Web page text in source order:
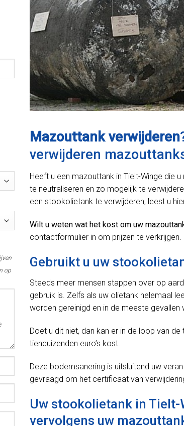
op
Mazouttank verwijderen
verwijderen
Heeft u een mazouttank in Tielt-Winge die
te neutraliseren en zo mogelijk te
een stookolietank te verwijderen, leest u
Wilt u weten wat het kost om uw
contactformulier in om prijzen te verkrijgen.
Gebruikt u uw
Steeds meer mensen stappen over op
gebruik is. Zelfs als uw olietank helemaal
worden gereinigd en in de meeste gevallen
Doet u dit niet, dan kan er in de loop van
tienduizenden euro’s kost.
Deze bodemsanering is uitsluitend uw
gevraagd om het certificaat van
Uw stookolietank in
vervolgens uw